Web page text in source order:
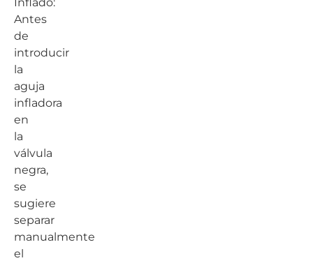
Inflado:
Antes
de
introducir
la
aguja
infladora
en
la
válvula
negra,
se
sugiere
separar
manualmente
el